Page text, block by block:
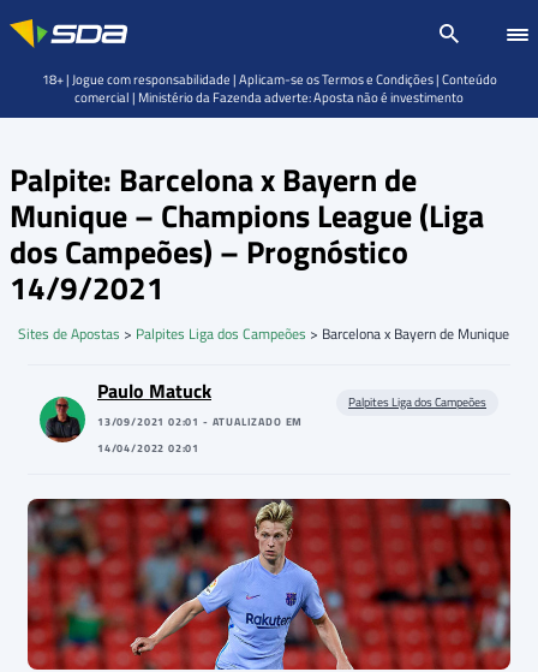
Palpite: Barcelona x Bayern de
Munique – Champions League (Liga
dos Campeões) – Prognóstico
14/9/2021
Sites de Apostas > Palpites Liga dos Campeões > Barcelona x Bayern de Munique
Paulo Matuck
13/09/2021 02:01 - ATUALIZADO EM
14/04/2022 02:01
Palpites Liga dos Campeões
18+ | Jogue com responsabilidade | Aplicam-se os Termos e Condições | Conteúdo
comercial | Ministério da Fazenda adverte: Aposta não é investimento